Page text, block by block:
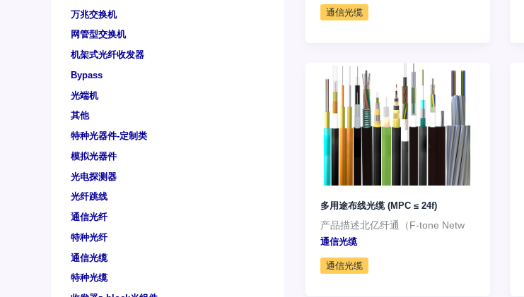
万兆交换机
网管型交换机
机架式光纤收发器
Bypass
光端机
其他
特种光器件-定制类
模拟光器件
光电探测器
光纤跳线
通信光纤
特种光纤
通信光缆
特种光缆
通信光缆
多用途布线光缆 (MPC ≤ 24f)
产品描述北亿纤通（F-tone Netw
通信光缆
通信光缆